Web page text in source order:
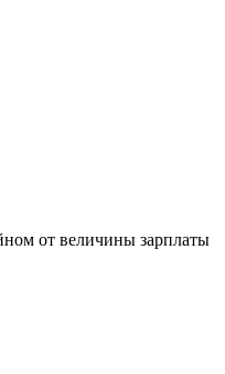
от величины зарплаты